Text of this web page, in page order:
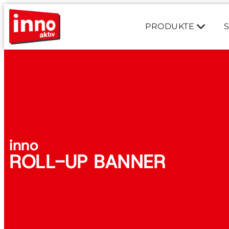
PRODUKTE
inno
ROLL-UP BANNER